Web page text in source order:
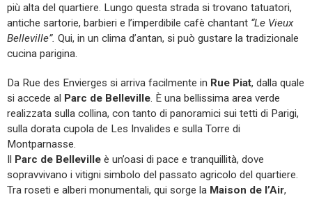
più alta del quartiere. Lungo questa strada si trovano tatuatori,
antiche sartorie, barbieri e l’imperdibile cafè chantant “Le Vieux
Belleville”. Qui, in un clima d’antan, si può gustare la tradizionale
cucina parigina.
Da Rue des Envierges si arriva facilmente in Rue Piat, dalla quale
si accede al Parc de Belleville . È una bellissima area verde
realizzata sulla collina, con tanto di panoramici sui tetti di Parigi,
sulla dorata cupola de Les Invalides e sulla Torre di
Montparnasse.
Il Parc de Belleville è un’oasi di pace e tranquillità, dove
sopravvivano i vitigni simbolo del passato agricolo del quartiere.
Tra roseti e alberi monumentali, qui sorge la Maison de l’Air,